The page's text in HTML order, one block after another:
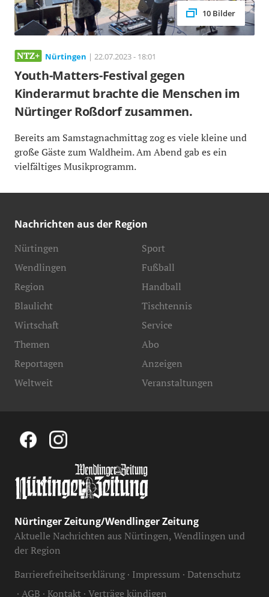
10 Bilder
Nürtingen | 22.07.2023 - 18:01
Youth-Matters-Festival gegen
Kinderarmut brachte die Menschen im
Nürtinger Roßdorf zusammen.
Bereits am Samstagnachmittag zog es viele kleine und
große Gäste zum Waldheim. Am Abend gab es ein
vielfältiges Musikprogramm.
Nachrichten aus der Region
Nürtingen
Wendlingen
Region
Blaulicht
Sport
Fußball
Handball
Tischtennis
Wirtschaft
Themen
Reportagen
Weltweit
Service
Abo
Anzeigen
Veranstaltungen
Nürtinger Zeitung/Wendlinger Zeitung
Aktuelle Nachrichten aus Nürtingen, Wendlingen und
der Region
Barrierefreiheitserklärung Impressum Datenschutz
AGB Kontakt Verträge kündigen